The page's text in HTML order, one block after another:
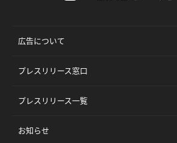
広告について
プレスリリース窓口
プレスリリース一覧
お知らせ